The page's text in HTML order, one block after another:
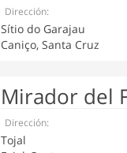
Dirección:
Sítio do Garajau
Caniço, Santa Cruz
Mirador del
Dirección:
Tojal